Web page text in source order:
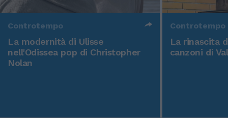
Controtempo
La modernità di Ulisse
nell'Odissea pop di Christopher
Nolan
Controtempo
La rinascita
canzoni di